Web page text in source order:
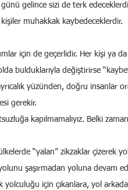
gelince sizi de terk
muhakkak kaybedeceklerdir.
için de geçerlidir. Her kişi ya
bulduklarıyla değiştirirse
yüzünden, doğru insanlar
gerekir.
kapılmamalıyız. Belki
ülkelerde “yalan” zikzaklar
şaşırmadan yoluna devam
yolculuğu için çıkanlara, yol